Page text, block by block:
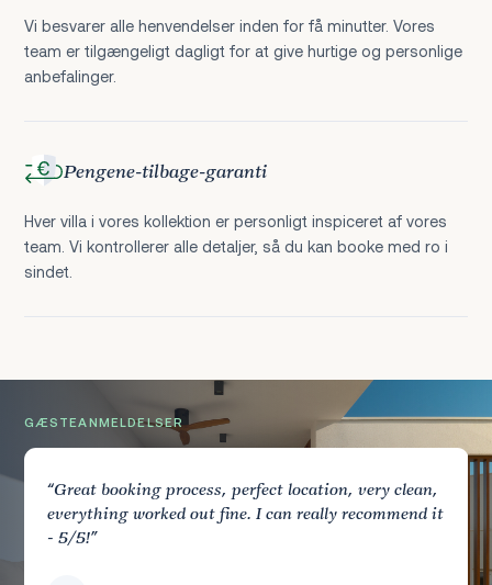
Vi besvarer alle henvendelser inden for få minutter. Vores
team er tilgængeligt dagligt for at give hurtige og personlige
anbefalinger.
Pengene-tilbage-garanti
Hver villa i vores kollektion er personligt inspiceret af vores
team. Vi kontrollerer alle detaljer, så du kan booke med ro i
sindet.
GÆSTEANMELDELSER
“Great booking process, perfect location, very clean,
everything worked out fine. I can really recommend it
- 5/5!”